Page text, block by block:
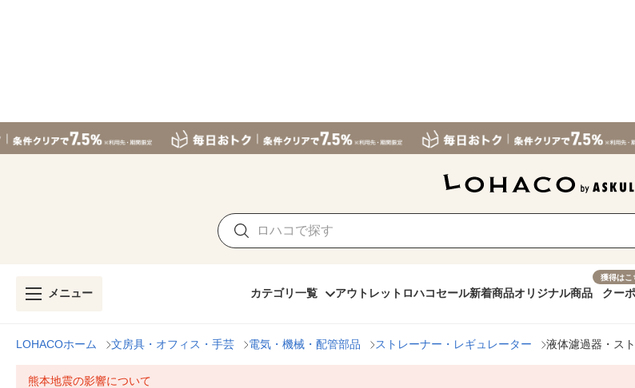
メニュー カテゴリ一覧 アウトレット ロハコセール新着商品オリジナル商品
獲得はこ
クー
LOHACOホーム 文房具・オフィス・手芸 電気・機械・配管部品 ストレーナー・レギュレーター 液体濾過器・ス
熊本地震の影響について